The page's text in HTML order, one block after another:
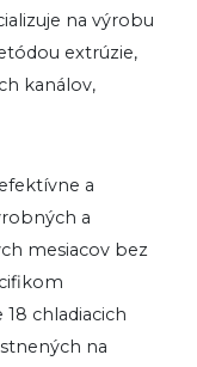
na výrobu
extrúzie,
kanálov,
a
a
mesiacov bez
chladiacich
na